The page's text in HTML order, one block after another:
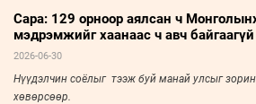
Сара: 129 орноор аялсан ч
мэдрэмжийг хаанаас ч авч байгаагүй
2026-06-30
Нүүдэлчин соёлыг тээж буй манай улсыг
хөвөрсөөр.